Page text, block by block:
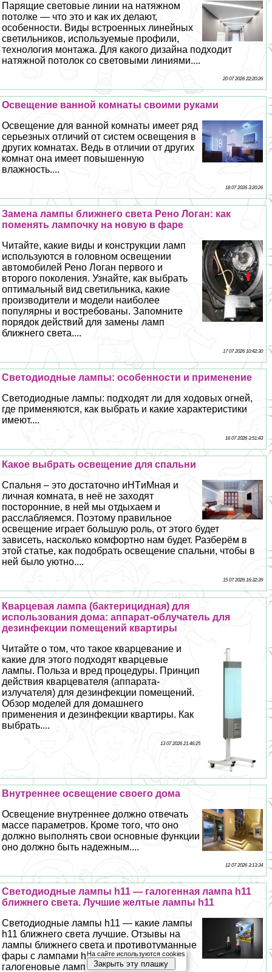
Парящие световые линии на натяжном
потолке — что это и как их делают,
особенности. Виды встроенных линейных
светильников, используемые профили,
технология монтажа. Для какого дизайна подходит
натяжной потолок со световыми линиями....
20 07 2026 22:20:26
Освещение ванной комнаты своими руками
Освещение для ванной комнаты имеет ряд
серьезных отличий от систем освещения в
других комнатах. Ведь в отличии от других
комнат она имеет повышенную
влажность....
18 07 2026 3:20:26
Замена лампы ближнего света Рено Логан: как
поменять лампочку на новую в фаре
Читайте, какие виды и конструкции ламп
используются в головном освещении
автомобилей Рено Логан первого и
второго поколения. Узнайте, как выбрать
оптимальный вид светильника, какие
производители и модели наиболее
популярны и востребованы. Запомните
порядок действий для замены ламп
ближнего света....
17 07 2026 10:42:30
Светодиодные лампы: особенности и применение
Светодиодные лампы: подходят ли для ходовых огней,
где применяются, как выбрать и какие хаpaктеристики
имеют....
16 07 2026 3:51:43
Какое выбрать освещение для спальни
Спальня – это достаточно иHTиMная и
личная комната, в неё не заходят
посторонние, в ней мы отдыхаем и
расслабляемся. Поэтому правильное
освещение играет большую роль, от этого будет
зависеть, насколько комфортно нам будет. Разберём в
этой статье, как подобрать освещение спальни, чтобы в
ней было уютно....
15 07 2026 16:32:39
Кварцевая лампа (бактерицидная) для
использования дома: аппарат-облучатель для
дезинфекции помещений квартиры
Читайте о том, что такое кварцевание и
какие для этого подходят кварцевые
лампы. Польза и вред процедуры. Принцип
действия кварцевателя (аппарата-
излучателя) для дезинфекции помещений.
Обзор моделей для домашнего
применения и дезинфекции квартиры. Как
выбрать....
13 07 2026 21:46:25
Внутреннее освещение своего дома
Освещение внутреннее должно отвечать
массе параметров. Кроме того, что оно
должно выполнять свои основные функции
оно должно быть надежным....
12 07 2026 3:13:34
Светодиодные лампы h11 — галогенная лампа h11
ближнего света. Лучшие желтые лампы h11
Светодиодные лампы h11 — какие лампы
h11 ближнего света лучшие. Отзывы на
лампы ближнего света и противотуманные
фары с лампами h11. Светодиодные и
галогеновые лампы h11....
На сайте используются cookies
Закрыть эту плашку